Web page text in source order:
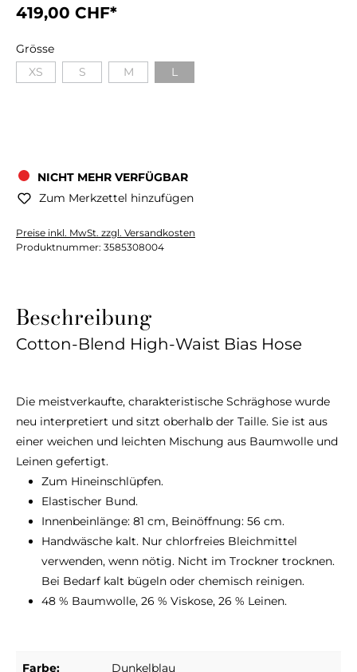
419,00 CHF*
Grösse
XS
S M L
NICHT MEHR VERFÜGBAR
Zum Merkzettel hinzufügen
Preise inkl. MwSt. zzgl. Versandkosten
Produktnummer: 3585308004
Beschreibung
Cotton-Blend High-Waist Bias Hose
Die meistverkaufte, charakteristische Schräghose wurde
neu interpretiert und sitzt oberhalb der Taille. Sie ist aus
einer weichen und leichten Mischung aus Baumwolle und
Leinen gefertigt.
Zum Hineinschlüpfen.
Elastischer Bund.
Innenbeinlänge: 81 cm, Beinöffnung: 56 cm.
Handwäsche kalt. Nur chlorfreies Bleichmittel
verwenden, wenn nötig. Nicht im Trockner trocknen.
Bei Bedarf kalt bügeln oder chemisch reinigen.
48 % Baumwolle, 26 % Viskose, 26 % Leinen.
Farbe: Dunkelblau